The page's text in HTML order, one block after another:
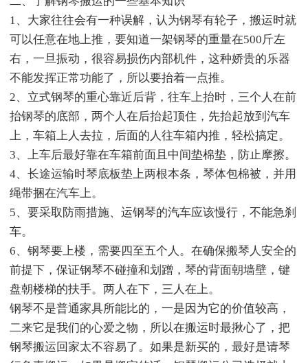
1、大家往往会有一种误解，认为钢琴有轮子，搬运时就
可以任意在地上推，要知道一架钢琴的重量在500斤左
右，一旦振动，很容易损伤内部机件，这种娇贵的乐器
不能发挥正常功能了，所以要抬着一点推。
2、立式钢琴的重心靠近后背，往车上抬时，三个人在前
抬钢琴的底部，两个人在后抬起顶住，先抬起放到汽车
上，车箱上人去拉，后面的人往车箱内推，轻松搞定。
3、上车后最好靠在车箱前面且中间垫棉垫，防止摩擦。
4、长途运输时琴底板垫上两根本条，琴体包棉被，并用
绳带捆在汽车上。
5、要采取防雨措施、运钢琴的汽车应该慢行，不能急刹
车。
6、钢琴要上楼，需要四至五个人。在确保搬琴人安全的
前提下，保证钢琴不碰撞和划蹭，琴的背面朝墙壁，键
盘朝楼梯的扶手。两人在下，三人在上。
钢琴不是普通家具所能比的，一是因为它的价值较高，
二来它是我们的心爱之物，所以在搬运时最揪心了，把
钢琴搬运回家太不容易了。如果是新买的，最好是请琴